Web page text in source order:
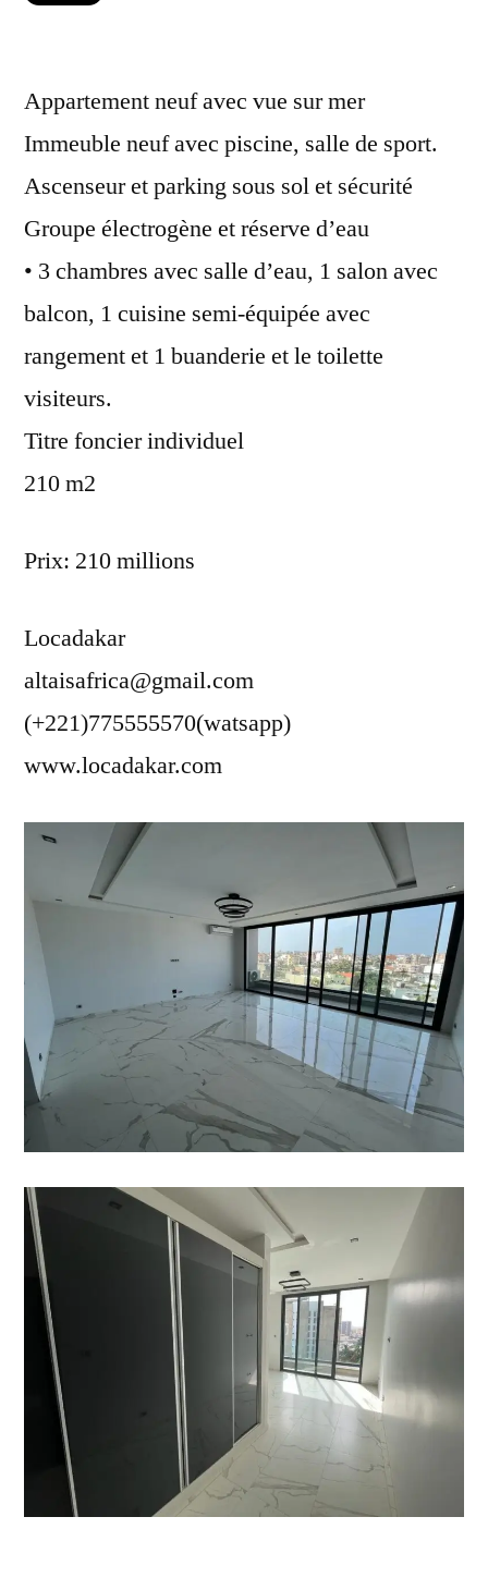
Appartement neuf avec vue sur mer
Immeuble neuf avec piscine, salle de sport.
Ascenseur et parking sous sol et sécurité
Groupe électrogène et réserve d’eau
• 3 chambres avec salle d’eau, 1 salon avec
balcon, 1 cuisine semi-équipée avec
rangement et 1 buanderie et le toilette
visiteurs.
Titre foncier individuel
210 m2
Prix: 210 millions
Locadakar
altaisafrica@gmail.com
(+221)775555570(watsapp)
www.locadakar.com